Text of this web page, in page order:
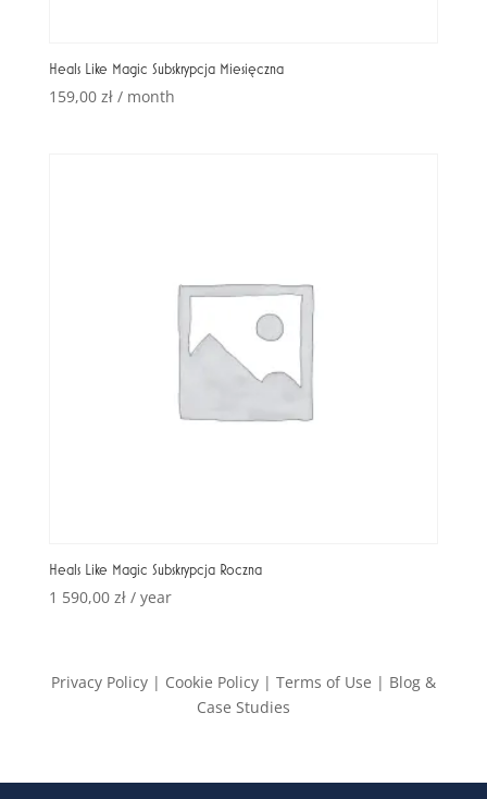
Heals Like Magic Subskrypcja Miesięczna
159,00 zł / month
Heals Like Magic Subskrypcja Roczna
1 590,00 zł / year
Privacy Policy| Cookie Policy | Terms of Use | Blog &
Case Studies